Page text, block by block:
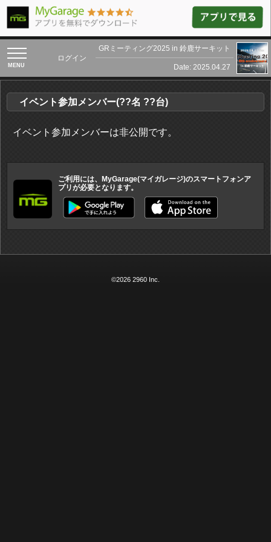
toggle
navigation
ログイン
GRミーティング2025 in 鈴鹿サーキット
Date: 2025.04.27
イベント参加メンバー(??名 ??台)
イベント参加メンバーは非公開です。
ご利用には、MyGarage(マイガレージ)のスマートフォンア
プリが必要となります。
©2026 2960 Inc.